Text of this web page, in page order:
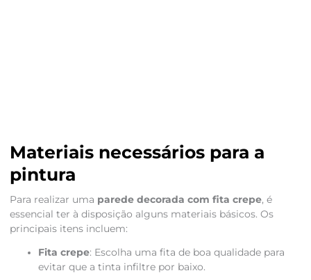
Materiais necessários para a
pintura
Para realizar uma parede decorada com fita crepe, é
essencial ter à disposição alguns materiais básicos. Os
principais itens incluem:
Fita crepe: Escolha uma fita de boa qualidade para
evitar que a tinta infiltre por baixo.